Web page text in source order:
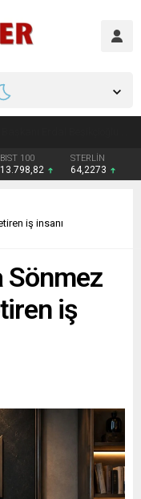
BIST 100
13.798,82
STERLİN
64,2273
iş insanı
Sönmez
iş